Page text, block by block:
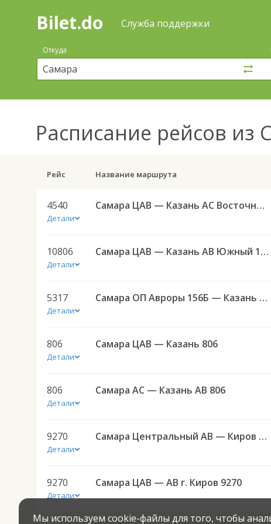
Поиск
покупка
билетов
автобус
онлайн
Bilet.do Служба поддержки
Откуда
Расписание рейсов из
Рейс Название маршрута
4540
Детали
Самара ЦАВ — Казань АС Восточный 4540
10806
Детали
Самара ЦАВ — Казань АВ Южный 10806
5317
Детали
Самара ОП Авроры 156Б — Казань АВ Столичный 5317
806
Детали
Самара ЦАВ — Казань 806
806
Детали
Самара АС — Казань АВ 806
9270
Детали
Самара Центральный АВ — Киров г. АВ 9270
9270
Детали
Самара ЦАВ — АВ г. Киров 9270
Мы используем cookie-файлы для того, чтобы